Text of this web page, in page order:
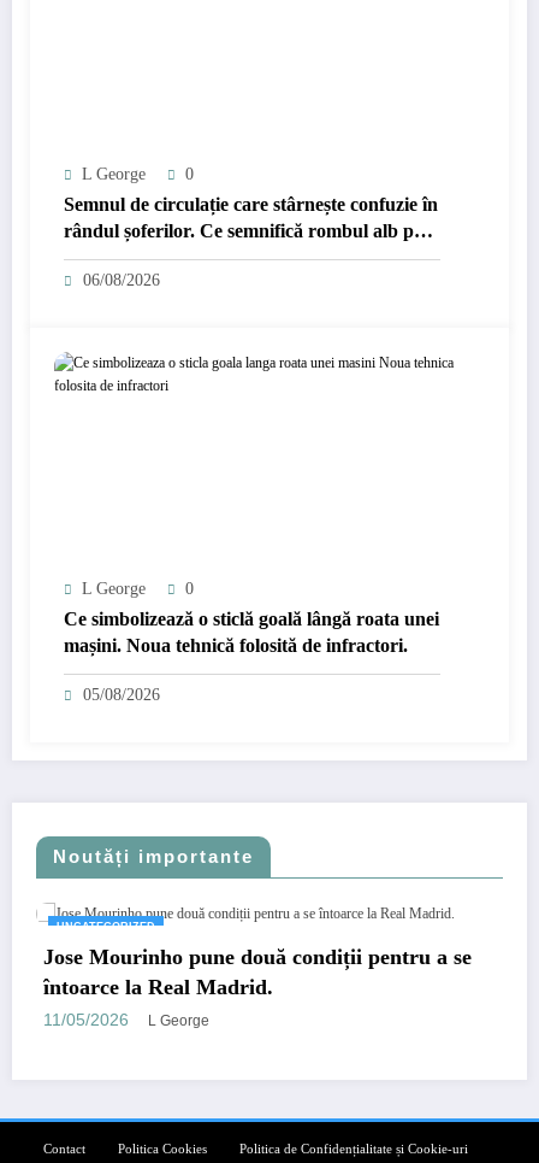
L George 0
Semnul de circulație care stârnește confuzie în
rândul șoferilor. Ce semnifică rombul alb pe
fundal albastru.
06/08/2026
L George 0
Ce simbolizează o sticlă goală lângă roata unei
mașini. Noua tehnică folosită de infractori.
05/08/2026
Noutăți importante
UNCATEGORIZED
Jose Mourinho pune două condiții pentru a se
întoarce la Real Madrid.
11/05/2026 L George
Contact Politica Cookies Politica de Confidențialitate și Cookie-uri